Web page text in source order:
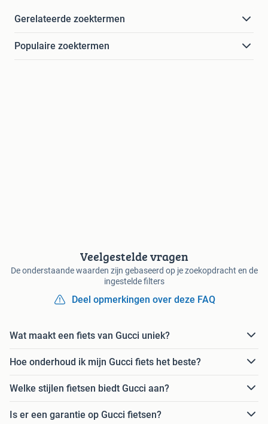
Gerelateerde zoektermen
Populaire zoektermen
Veelgestelde vragen
De onderstaande waarden zijn gebaseerd op je zoekopdracht en de
ingestelde filters
Deel opmerkingen over deze FAQ
Wat maakt een fiets van Gucci uniek?
Hoe onderhoud ik mijn Gucci fiets het beste?
Welke stijlen fietsen biedt Gucci aan?
Is er een garantie op Gucci fietsen?